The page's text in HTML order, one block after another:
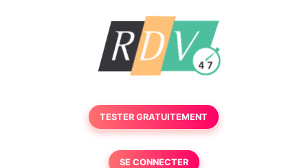
TESTER GRATUITEMENT
SE CONNECTER